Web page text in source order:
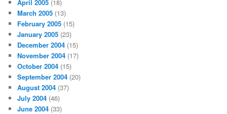
April 2005 (18)
March 2005 (13)
February 2005 (15)
January 2005 (23)
December 2004 (15)
November 2004 (17)
October 2004 (15)
September 2004 (20)
August 2004 (37)
July 2004 (46)
June 2004 (33)